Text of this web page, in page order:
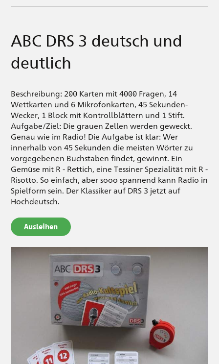
ABC DRS 3 deutsch und
deutlich
Beschreibung: 200 Karten mit 4000 Fragen, 14
Wettkarten und 6 Mikrofonkarten, 45 Sekunden-
Wecker, 1 Block mit Kontrollblättern und 1 Stift.
Aufgabe/Ziel: Die grauen Zellen werden geweckt.
Genau wie im Radio! Die Aufgabe ist klar: Wer
innerhalb von 45 Sekunden die meisten Wörter zu
vorgegebenen Buchstaben findet, gewinnt. Ein
Gemüse mit R - Rettich, eine Tessiner Spezialität mit R -
Risotto. So einfach, aber sooo spannend kann Radio in
Spielform sein. Der Klassiker auf DRS 3 jetzt auf
Hochdeutsch.
Ausleihen